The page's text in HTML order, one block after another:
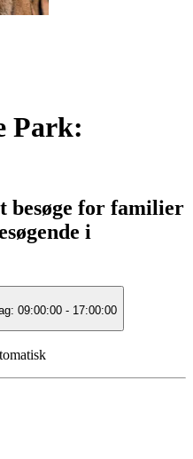
Park:
besøge for familier
i
09:00:00 - 17:00:00